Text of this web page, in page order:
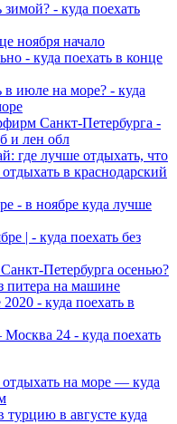
- куда поехать
ноября начало
- куда поехать в конце
июле на море? - куда
Санкт-Петербурга -
и лен обл
где лучше отдыхать, что
в краснодарский
- в ноябре куда лучше
| - куда поехать без
Петербурга осенью?
питера на машине
- куда поехать в
24 - куда поехать
на море — куда
в августе куда